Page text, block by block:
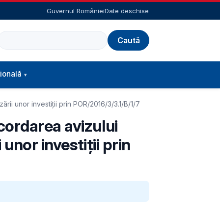
Guvernul RomânieiDate deschise
unor investiții prin POR/2016/3/3.1/B/1/7
avizului
investiții prin